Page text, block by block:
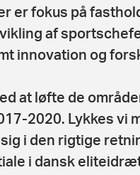
er fokus på
af
innovation og
at løfte de
2020. Lykkes vi
i den rigtige
i dansk